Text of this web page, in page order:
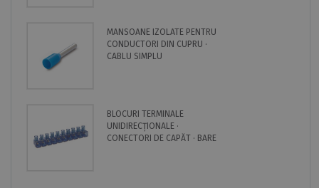
MANSOANE IZOLATE PENTRU
CONDUCTORI DIN CUPRU ·
CABLU SIMPLU
BLOCURI TERMINALE
UNIDIRECȚIONALE ·
CONECTORI DE CAPĂT · BARE